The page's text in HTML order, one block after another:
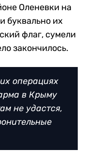
Оленевки на
буквально их
флаг, сумели
закончилось.
операциях
в Крыму
не удастся,